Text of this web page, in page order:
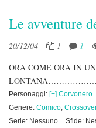
Le avventure
20/12/04 1 1
ORA COME ORA IN
Personaggi: [+] Corvonero
Genere: Comico,
Serie: Nessuno
Sfide: